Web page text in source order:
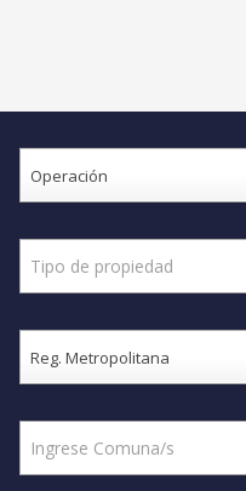
Operación
Reg. Metropolitana